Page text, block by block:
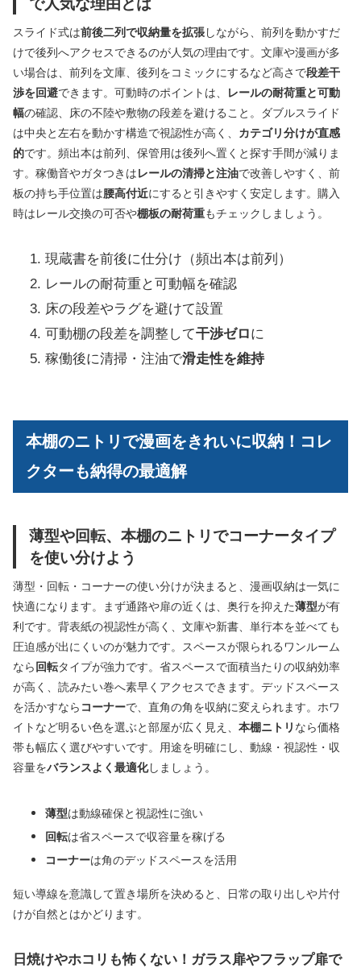
スライド式は前後二列で収納量を拡張しながら、前列を動かすだ
けで後列へアクセスできるのが人気の理由です。文庫や漫画が多
い場合は、前列を文庫、後列をコミックにするなど高さで段差干
渉を回避できます。可動時のポイントは、
レールの耐荷重と可動
幅の確認、床の不陸や敷物の段差を避けること。ダブルスライド
は中央と左右を動かす構造で視認性が高く、 カテゴリ分けが直感
的です。頻出本は前列、保管用は後列へ置くと探す手間が減りま
す。稼働音やガタつきはレールの清掃と注油で改善しやすく、前
板の持ち手位置は腰高付近にすると引きやすく安定します。購入
時はレール交換の可否や棚板の耐荷重もチェックしましょう。
現蔵書を前後に仕分け（頻出本は前列）
レールの耐荷重と可動幅を確認
床の段差やラグを避けて設置
可動棚の段差を調整して干渉ゼロに
稼働後に清掃・注油で滑走性を維持
本棚のニトリで漫画をきれいに収納！コレ
クターも納得の最適解
薄型や回転、本棚のニトリでコーナータイプ
を使い分けよう
薄型・回転・コーナーの使い分けが決まると、漫画収納は一気に
快適になります。まず通路や扉の近くは、奥行を抑えた薄型が有
利です。背表紙の視認性が高く、文庫や新書、単行本を並べても
圧迫感が出にくいのが魅力です。スペースが限られるワンルーム
なら 回転タイプが強力です。省スペースで面積当たりの収納効率
が高く、読みたい巻へ素早くアクセスできます。デッドスペース
を活かすなら コーナーで、直角の角を収納に変えられます。ホワ
イトなど明るい色を選ぶと部屋が広く見え、 本棚ニトリ なら価格
帯も幅広く選びやすいです。用途を明確にし、動線・視認性・収
容量をバランスよく最適化しましょう。
薄型は動線確保と視認性に強い
回転は省スペースで収容量を稼げる
コーナーは角のデッドスペースを活用
短い導線を意識して置き場所を決めると、日常の取り出しや片付
けが自然とはかどります。
日焼けやホコリも怖くない！ガラス扉やフラップ扉で